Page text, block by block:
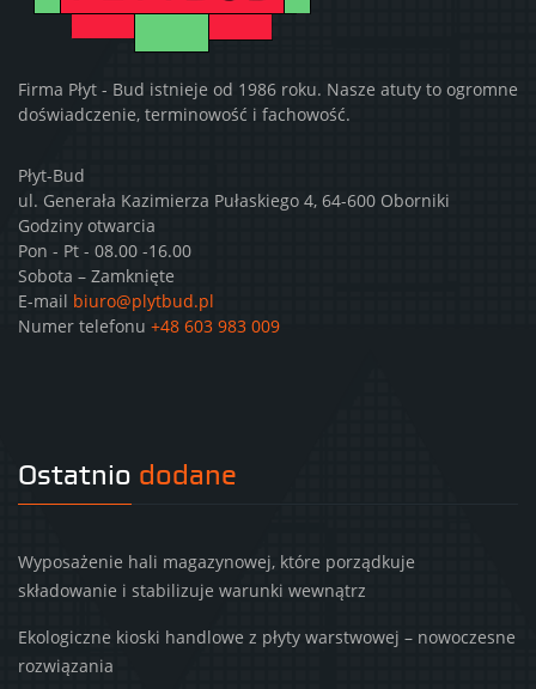
Firma Płyt - Bud istnieje od 1986 roku. Nasze atuty to ogromne
doświadczenie, terminowość i fachowość.
Płyt-Bud
ul. Generała Kazimierza Pułaskiego 4, 64-600 Oborniki
Godziny otwarcia
Pon - Pt - 08.00 -16.00
Sobota – Zamknięte
E-mail biuro@plytbud.pl
Numer telefonu +48 603 983 009
Ostatnio dodane
Wyposażenie hali magazynowej, które porządkuje
składowanie i stabilizuje warunki wewnątrz
Ekologiczne kioski handlowe z płyty warstwowej – nowoczesne
rozwiązania